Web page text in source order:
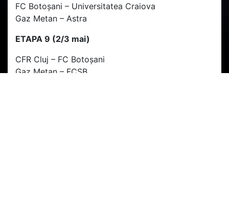
FC Botoșani – Universitatea Craiova
Gaz Metan – Astra
ETAPA 9 (2/3 mai)
CFR Cluj – FC Botoșani
Gaz Metan – FCSB